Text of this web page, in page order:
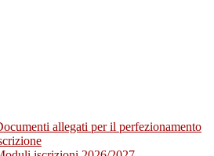
allegati per il perfezionamento